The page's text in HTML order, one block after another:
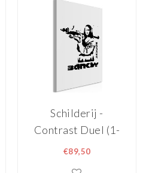
Schilderij -
Contrast Duel (1-
part) - Banksy on
€89,50